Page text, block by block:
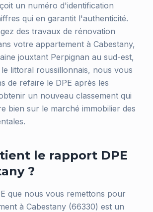
un numéro d'identification
qui en garantit l'authenticité.
des travaux de rénovation
votre appartement à Cabestany,
jouxtant Perpignan au sud-est,
littoral roussillonnais, nous vous
de refaire le DPE après les
un nouveau classement qui
bien sur le marché immobilier des
le rapport DPE
?
que nous vous remettons pour
à Cabestany (66330) est un